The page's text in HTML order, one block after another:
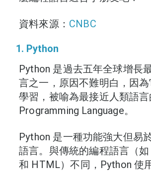
資料來源： CNBC
1. Python
Python 是過去五年全球增長
言之一，原因不難明白，因
學習，被喻為最接近人類語言
Programming Language。
Python 是一種功能強大但易
語言。與傳統的編程語言（
和 HTML）不同，Python 使